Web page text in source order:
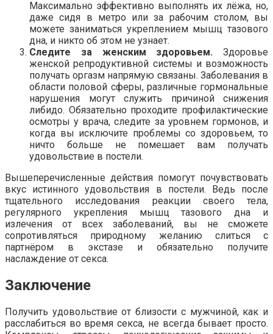
Максимально эффективно выполнять их лёжа, но,
даже сидя в метро или за рабочим столом, вы
можете заниматься укреплением мышц тазового
дна, и никто об этом не узнает.
Следите за женским здоровьем. Здоровье
женской репродуктивной системы и возможность
получать оргазм напрямую связаны. Заболевания в
области половой сферы, различные гормональные
нарушения могут служить причиной снижения
либидо. Обязательно проходите профилактические
осмотры у врача, следите за уровнем гормонов, и
когда вы исключите проблемы со здоровьем, то
ничто больше не помешает вам получать
удовольствие в постели.
Вышеперечисленные действия помогут почувствовать
вкус истинного удовольствия в постели. Ведь после
тщательного исследования реакции своего тела,
регулярного укрепления мышц тазового дна и
излечения от всех заболеваний, вы не сможете
сопротивляться природному желанию слиться с
партнёром в экстазе и обязательно получите
наслаждение от секса.
Заключение
Получить удовольствие от близости с мужчиной, как и
расслабиться во время секса, не всегда бывает просто.